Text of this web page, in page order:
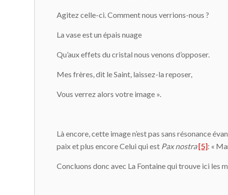
Agitez celle-ci. Comment nous verrions-nous ?
La vase est un épais nuage
Qu’aux effets du cristal nous venons d’opposer.
Mes frères, dit le Saint, laissez-la reposer,
Vous verrez alors votre image ».
Là encore, cette image n’est pas sans résonance
paix et plus encore Celui qui est Pax nostra[5]: «
Concluons donc avec La Fontaine qui trouve ici les